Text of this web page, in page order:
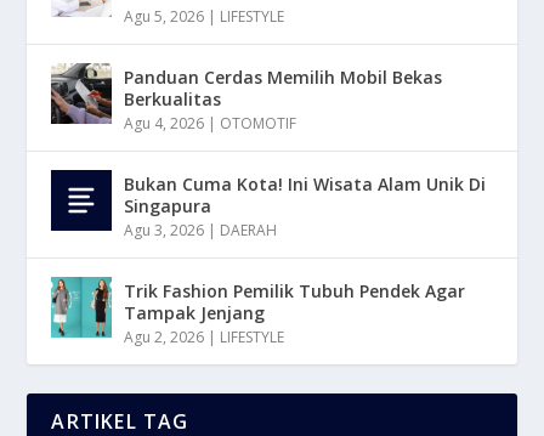
Agu 5, 2026 | LIFESTYLE
Panduan Cerdas Memilih Mobil Bekas
Berkualitas
Agu 4, 2026 | OTOMOTIF
Bukan Cuma Kota! Ini Wisata Alam Unik Di
Singapura
Agu 3, 2026 | DAERAH
Trik Fashion Pemilik Tubuh Pendek Agar
Tampak Jenjang
Agu 2, 2026 | LIFESTYLE
ARTIKEL TAG